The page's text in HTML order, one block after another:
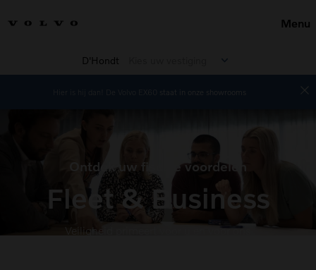
Menu
D'Hondt
Hier is hij dan! De Volvo EX60 staat in onze showrooms
Ontdek uw fiscale voordelen
Fleet & Business
Veiligheid primeert voor u en voor ons